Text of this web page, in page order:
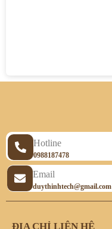
Hotline
0988187478
Email
duythinhtech@gmail.com
ĐỊA CHỈ LIÊN HỆ